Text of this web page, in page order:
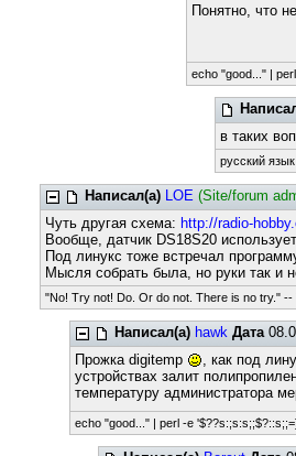
Понятно, что
echo "good..." |
в таких
русский
Написал(а) LOE (Site/forum
Чуть другая схема: http://radio-
Вообще, датчик DS18S20
Под линукс тоже встречал
Мысля собрать была, но руки так и
"No! Try not! Do. Or do not. There is no try." --
Написал(а) hawk Дата
Прожка digitemp
, как под
устройствах залит
температуру администратора
echo "good..." | perl -e